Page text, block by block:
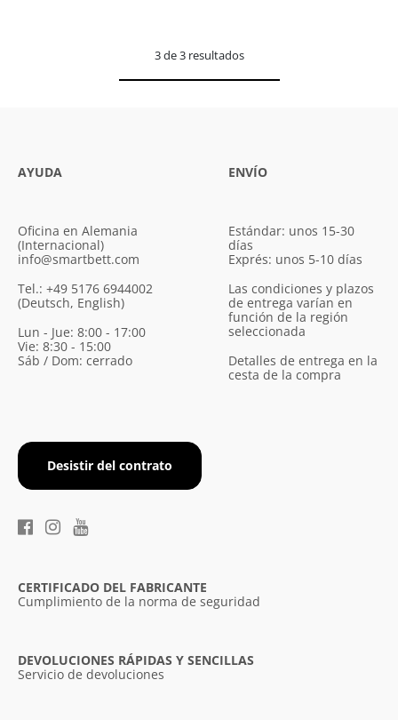
3 de 3 resultados
AYUDA
Oficina en Alemania
(Internacional)
info@smartbett.com
Tel.: +49 5176 6944002
(Deutsch, English)
Lun - Jue: 8:00 - 17:00
Vie: 8:30 - 15:00
Sáb / Dom: cerrado
Desistir del contrato
ENVÍO
Estándar: unos 15-30
días
Exprés: unos 5-10 días
Las condiciones y plazos
de entrega varían en
función de la región
seleccionada
Detalles de entrega en la
cesta de la compra
CERTIFICADO DEL FABRICANTE
Cumplimiento de la norma de seguridad
DEVOLUCIONES RÁPIDAS Y SENCILLAS
Servicio de devoluciones